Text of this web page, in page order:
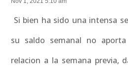
Si bien ha sido una intensa
su saldo semanal no
relacion a la semana previa,